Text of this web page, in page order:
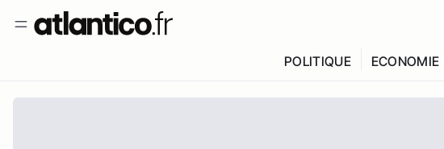
POLITIQUE ECONOMIE